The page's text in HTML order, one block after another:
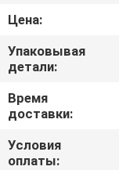
СПРОСИТЕ
ЦИТАТУ
SITEMAP
Цена:
Упаковывая
детали:
Время
доставки:
Условия
оплаты: